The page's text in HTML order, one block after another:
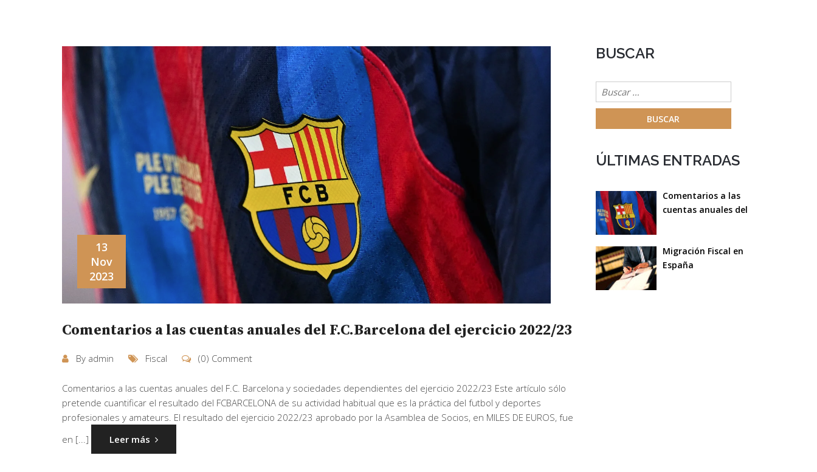
13
Nov
2023
Comentarios a las cuentas anuales del F.C.Barcelona del ejercicio 2022/23
By admin Fiscal (0) Comment
Comentarios a las cuentas anuales del F.C. Barcelona y sociedades dependientes del ejercicio 2022/23 Este artículo sólo
pretende cuantificar el resultado del FCBARCELONA de su actividad habitual que es la práctica del futbol y deportes
profesionales y amateurs. El resultado del ejercicio 2022/23 aprobado por la Asamblea de Socios, en MILES DE EUROS, fue
en [...]
Leer más
BUSCAR
Buscar:
ÚLTIMAS ENTRADAS
Comentarios a las
cuentas anuales del
Migración Fiscal en
España